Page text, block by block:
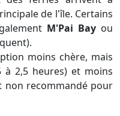
de l'île. Certains
M'Pai Bay ou
moins chère, mais
2,5 heures) et moins
non recommandé pour